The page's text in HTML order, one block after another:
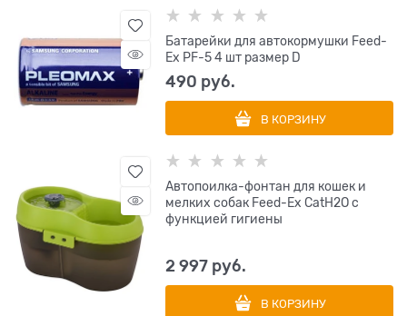
Батарейки для автокормушки Feed-
Ex PF-5 4 шт размер D
490 руб.
В КОРЗИНУ
Автопоилка-фонтан для кошек и
мелких собак Feed-Ex CatH2O с
функцией гигиены
2 997 руб.
В КОРЗИНУ